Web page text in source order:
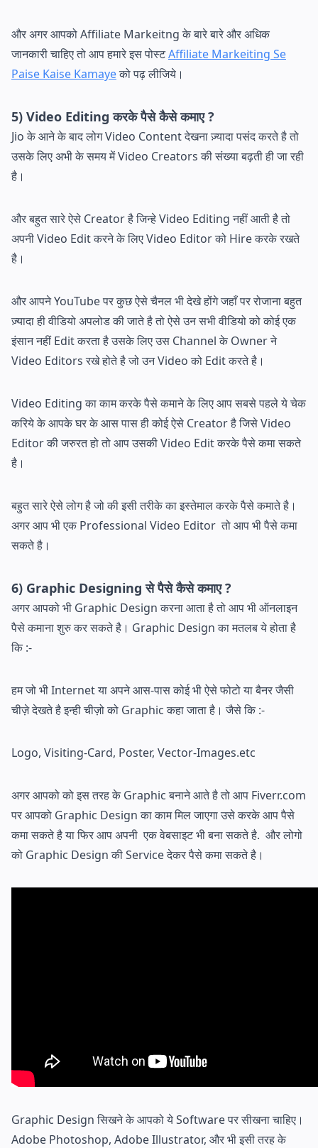
और अगर आपको Affiliate Markeitng के बारे बारे और अधिक
जानकारी चाहिए तो आप हमारे इस पोस्टAffiliate Markeiting Se
Paise Kaise Kamayeको पढ़ लीजिये।
5) Video Editing करके पैसे कैसे कमाए ?
Jio के आने के बाद लोग Video Content देखना ज़्यादा पसंद करते है तो
उसके लिए अभी के समय में Video Creators की संख्या बढ़ती ही जा रही
है।
और बहुत सारे ऐसे Creator है जिन्हे Video Editing नहीं आती है तो
अपनी Video Edit करने के लिए Video Editor को Hire करके रखते
है।
और आपने YouTube पर कुछ ऐसे चैनल भी देखे होंगे जहाँ पर रोजाना बहुत
ज़्यादा ही वीडियो अपलोड की जाते है तो ऐसे उन सभी वीडियो को कोई एक
इंसान नहीं Edit करता है उसके लिए उस Channel के Owner ने
Video Editors रखे होते है जो उन Video को Edit करते है।
Video Editing का काम करके पैसे कमाने के लिए आप सबसे पहले ये चेक
करिये के आपके घर के आस पास ही कोई ऐसे Creator है जिसे Video
Editor की जरुरत हो तो आप उसकी Video Edit करके पैसे कमा सकते
है।
बहुत सारे ऐसे लोग है जो की इसी तरीके का इस्तेमाल करके पैसे कमाते है।
अगर आप भी एक Professional Video Editor तो आप भी पैसे कमा
सकते है।
6) Graphic Designing से पैसे कैसे कमाए ?
अगर आपको भी Graphic Design करना आता है तो आप भी ऑनलाइन
पैसे कमाना शुरु कर सकते है। Graphic Design का मतलब ये होता है
कि :-
हम जो भी Internet या अपने आस-पास कोई भी ऐसे फोटो या बैनर जैसी
चीज़े देखते है इन्ही चीज़ो को Graphic कहा जाता है। जैसे कि :-
Logo, Visiting-Card, Poster, Vector-Images.etc
अगर आपको को इस तरह के Graphic बनाने आते है तो आप Fiverr.com
पर आपको Graphic Design का काम मिल जाएगा उसे करके आप पैसे
कमा सकते है या फिरआप अपनी एक वेबसाइट भी बना सकते है. और लोगो
को Graphic Design की Service देकर पैसे कमा सकते है।
Graphic Design सिखने के आपको ये Software पर सीखना चाहिए।
Adobe Photoshop, Adobe Illustrator, और भी इसी तरह के